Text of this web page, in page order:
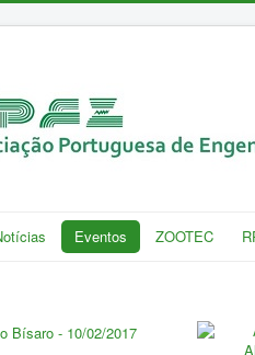
Eventos ZOOTEC